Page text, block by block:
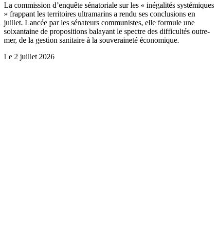
La commission d’enquête sénatoriale sur les « inégalités systémiques
» frappant les territoires ultramarins a rendu ses conclusions en
juillet. Lancée par les sénateurs communistes, elle formule une
soixantaine de propositions balayant le spectre des difficultés outre-
mer, de la gestion sanitaire à la souveraineté économique.
Le 2 juillet 2026